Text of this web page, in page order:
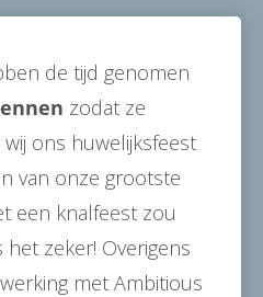
de tijd genomen
zodat ze
ons huwelijksfeest
van onze grootste
een knalfeest zou
zeker! Overigens
met Ambitious